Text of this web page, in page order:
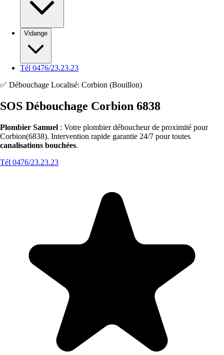
Vidange
Tél 0476/23.23.23
✅ Débouchage Localisé: Corbion (Bouillon)
SOS Débouchage Corbion 6838
Plombier Samuel : Votre plombier déboucheur de proximité pour
Corbion(6838). Intervention rapide garantie 24/7 pour toutes
canalisations bouchées.
Tél 0476/23.23.23